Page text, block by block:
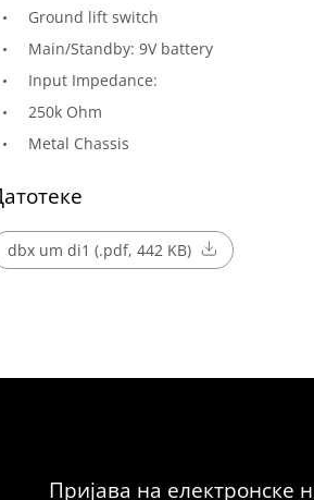
Ground lift switch
Main/Standby: 9V battery
Input Impedance:
250k Ohm
Metal Chassis
dbx um di1 (.pdf, 442 KB)
Пријава на електронске